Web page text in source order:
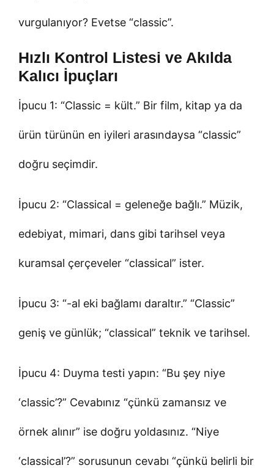
vurgulanıyor? Evetse “classic”.
Hızlı Kontrol Listesi ve Akılda
Kalıcı İpuçları
İpucu 1: “Classic = kült.” Bir film, kitap ya da
ürün türünün en iyileri arasındaysa “classic”
doğru seçimdir.
İpucu 2: “Classical = geleneğe bağlı.” Müzik,
edebiyat, mimari, dans gibi tarihsel veya
kuramsal çerçeveler “classical” ister.
İpucu 3: “-al eki bağlamı daraltır.” “Classic”
geniş ve günlük; “classical” teknik ve tarihsel.
İpucu 4: Duyma testi yapın: “Bu şey niye
‘classic’?” Cevabınız “çünkü zamansız ve
örnek alınır” ise doğru yoldasınız. “Niye
‘classical’?” sorusunun cevabı “çünkü belirli bir